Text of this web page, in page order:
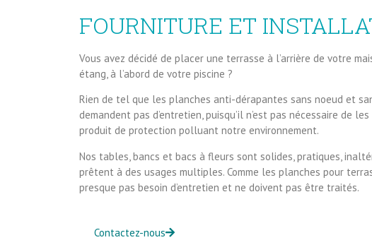
FOURNITURE ET
Vous avez décidé de placer une terrasse à l’arrière de votre
étang, à l’abord de votre piscine ?
Rien de tel que les planches anti-dérapantes sans noeud et
demandent pas d’entretien, puisqu’il n’est pas nécessaire de
produit de protection polluant notre environnement.
Nos tables, bancs et bacs à fleurs sont solides, pratiques,
prêtent à des usages multiples. Comme les planches pour
presque pas besoin d’entretien et ne doivent pas être traités.
Contactez-nous